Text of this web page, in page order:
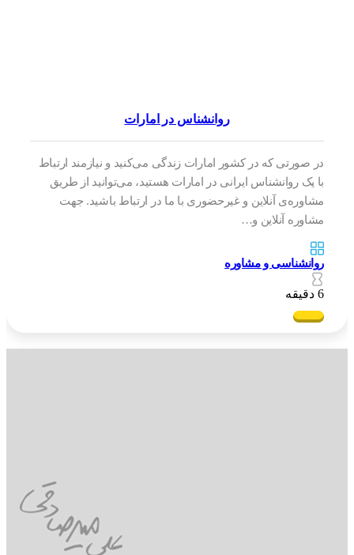
روانشناس در امارات
در صورتی که در کشور امارات زندگی می‌کنید و نیازمند ارتباط
با یک روانشناس ایرانی در امارات هستید، می‌توانید از طریق
مشاوره‌ی آنلاین و غیرحضوری با ما در ارتباط باشید. جهت
مشاوره آنلاین و…
روانشناسی و مشاوره